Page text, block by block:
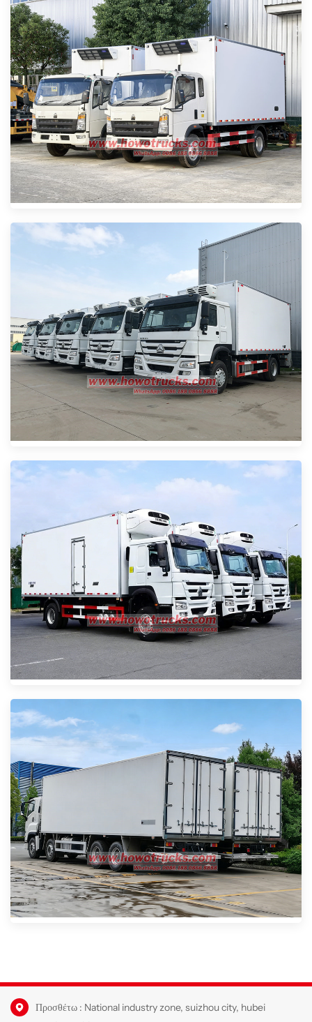
Προσθέτω : National industry zone, suizhou city, hubei